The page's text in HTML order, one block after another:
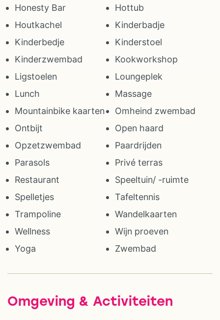
Honesty Bar
Hottub
Houtkachel
Kinderbadje
Kinderbedje
Kinderstoel
Kinderzwembad
Kookworkshop
Ligstoelen
Loungeplek
Lunch
Massage
Mountainbike kaarten
Omheind zwembad
Ontbijt
Open haard
Opzetzwembad
Paardrijden
Parasols
Privé terras
Restaurant
Speeltuin/ -ruimte
Spelletjes
Tafeltennis
Trampoline
Wandelkaarten
Wellness
Wijn proeven
Yoga
Zwembad
Omgeving & Activiteiten